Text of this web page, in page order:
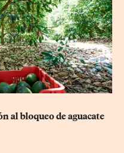
al bloqueo de aguacate